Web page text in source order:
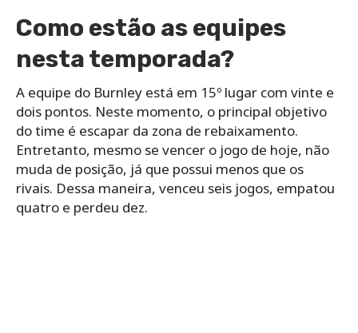
Como estão as equipes
nesta temporada?
A equipe do Burnley está em 15º lugar com vinte e
dois pontos. Neste momento, o principal objetivo
do time é escapar da zona de rebaixamento.
Entretanto, mesmo se vencer o jogo de hoje, não
muda de posição, já que possui menos que os
rivais. Dessa maneira, venceu seis jogos, empatou
quatro e perdeu dez.